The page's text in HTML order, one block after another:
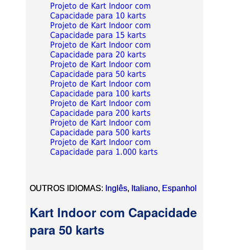
Projeto de Kart Indoor com
Capacidade para 10 karts
Projeto de Kart Indoor com
Capacidade para 15 karts
Projeto de Kart Indoor com
Capacidade para 20 karts
Projeto de Kart Indoor com
Capacidade para 50 karts
Projeto de Kart Indoor com
Capacidade para 100 karts
Projeto de Kart Indoor com
Capacidade para 200 karts
Projeto de Kart Indoor com
Capacidade para 500 karts
Projeto de Kart Indoor com
Capacidade para 1.000 karts
OUTROS IDIOMAS: Inglês, Italiano, Espanhol
Kart Indoor com Capacidade
para 50 karts